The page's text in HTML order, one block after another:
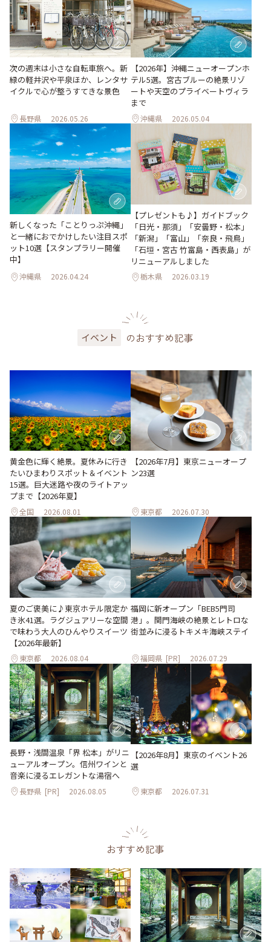
次の週末は小さな自転車旅へ。新
緑の軽井沢や平泉ほか、レンタサ
イクルで心が整うすてきな景色
長野県 2026.05.26
【2026年】沖縄ニューオープンホ
テル5選。宮古ブルーの絶景リゾ
ートや天空のプライベートヴィラ
まで
沖縄県 2026.05.04
新しくなった「ことりっぷ沖縄」
と一緒におでかけしたい注目スポ
ット10選【スタンプラリー開催
中】
沖縄県 2026.04.24
【プレゼントも♪】ガイドブック
「日光・那須」「安曇野・松本」
「新潟」「富山」「奈良・飛鳥」
「石垣・宮古 竹富島・西表島」が
リニューアルしました
栃木県 2026.03.19
イベント のおすすめ記事
黄金色に輝く絶景。夏休みに行き
たいひまわりスポット＆イベント
15選。巨大迷路や夜のライトアッ
プまで【2026年夏】
全国 2026.08.01
【2026年7月】東京ニューオープ
ン23選
東京都 2026.07.30
夏のご褒美に♪東京ホテル限定か
き氷41選。ラグジュアリーな空間
で味わう大人のひんやりスイーツ
【2026年最新】
東京都 2026.08.04
福岡に新オープン「BEB5門司
港」。関門海峡の絶景とレトロな
街並みに浸るトキメキ海峡ステイ
福岡県 [PR] 2026.07.29
長野・浅間温泉「界 松本」がリニ
ューアルオープン。信州ワインと
音楽に浸るエレガントな湯宿へ
長野県 [PR] 2026.08.05
【2026年8月】東京のイベント26
選
東京都 2026.07.31
おすすめ記事